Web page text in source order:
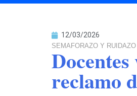
12/03/2026
SEMAFORAZO Y RUIDAZO
reclamo